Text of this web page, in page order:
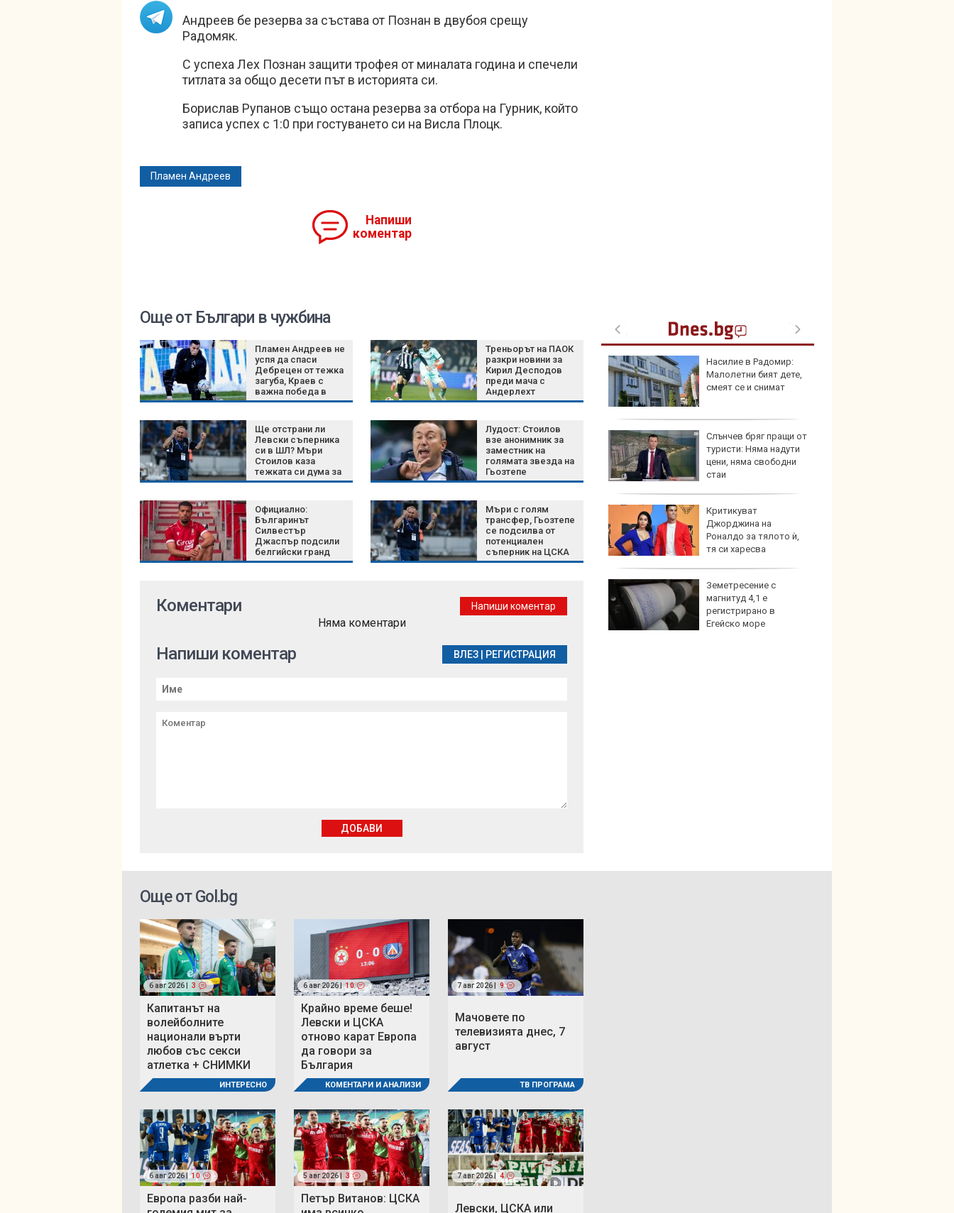
Андреев бе резерва за състава от Познан в двубоя срещу
Радомяк.
С успеха Лех Познан защити трофея от миналата година и спечели
титлата за общо десети път в историята си.
Борислав Рупанов също остана резерва за отбора на Гурник, който
записа успех с 1:0 при гостуването си на Висла Плоцк.
Пламен Андреев
Напиши
коментар
Още от Българи в чужбина
Пламен Андреев не
успя да спаси
Дебрецен от тежка
загуба, Краев с
важна победа в
Лигата на
Треньорът на ПАОК
разкри новини за
Кирил Десподов
преди мача с
Андерлехт
Ще отстрани ли
Левски съперника
си в ШЛ? Мъри
Стоилов каза
тежката си дума за
битките с Кайрат
Лудост: Стоилов
взе анонимник за
заместник на
голямата звезда на
Гьозтепе
Официално:
Българинът
Силвестър
Джаспър подсили
белгийски гранд
Мъри с голям
трансфер, Гьозтепе
се подсилва от
потенциален
съперник на ЦСКА
БАБХ откри огнище на
африканска чума по
свинете край Варна
Мико представи "Тебе
викам": Не си
поставям граници в
музиката
Национален конкурс
връща фокуса към
аналоговата
фотография
транспорта за
сваленото момче от
Насилие в Радомир:
Малолетни бият дете,
смеят се и снимат
Слънчев бряг пращи от
туристи: Няма надути
цени, няма свободни
стаи
Критикуват
Джорджина на
Роналдо за тялото ѝ,
тя си харесва
Земетресение с
магнитуд 4,1 е
регистрирано в
Егейско море
Коментари Напиши коментар
Няма коментари
Напиши коментар ВЛЕЗ РЕГИСТРАЦИЯ
ДОБАВИ
Още от Gol.bg
6 авг 2026 | 3
Капитанът на
волейболните
национали върти
любов със секси
атлетка + СНИМКИ
ИНТЕРЕСНО
6 авг 2026 | 10
Крайно време беше!
Левски и ЦСКА
отново карат Европа
да говори за
България
КОМЕНТАРИ И АНАЛИЗИ
7 авг 2026 | 9
Мачовете по
телевизията днес, 7
август
ТВ ПРОГРАМА
6 авг 2026 | 10
Европа разби най-
5 авг 2026 | 3
Петър Витанов: ЦСКА
7 авг 2026 | 4
Левски, ЦСКА или